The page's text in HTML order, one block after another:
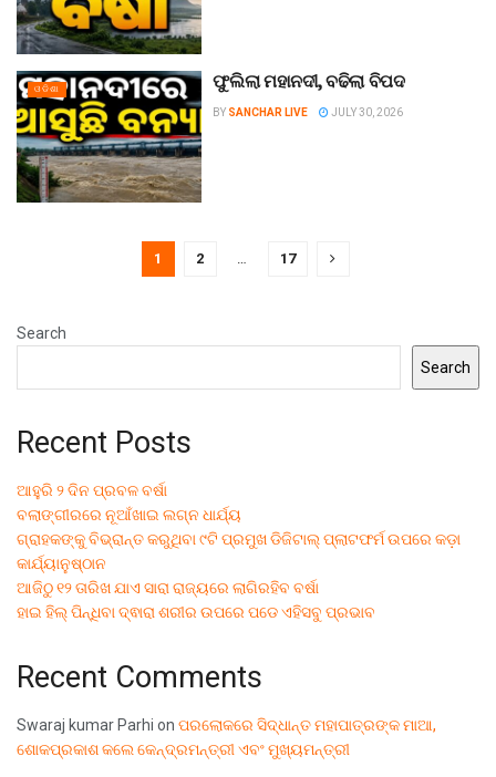
ଓଡିଶା ଫୁଲିଲା ମହାନଦୀ, ବଢିଲା ବିପଦ
BY SANCHAR LIVE JULY 30, 2026
1 2 … 17
Search
Search
Recent Posts
ଆହୁରି ୨ ଦିନ ପ୍ରବଳ ବର୍ଷା
ବଲାଙ୍ଗୀରରେ ନୂଆଁଖାଇ ଲଗ୍ନ ଧାର୍ଯ୍ୟ
ଗ୍ରାହକଙ୍କୁ ବିଭ୍ରାନ୍ତ କରୁଥିବା ୯ଟି ପ୍ରମୁଖ ଡିଜିଟାଲ୍ ପ୍ଲାଟଫର୍ମ ଉପରେ କଡ଼ା
କାର୍ଯ୍ୟାନୁଷ୍ଠାନ
ଆଜିଠୁ ୧୨ ତାରିଖ ଯାଏ ସାରା ରାଜ୍ୟରେ ଲାଗିରହିବ ବର୍ଷା
ହାଇ ହିଲ୍ ପିନ୍ଧିବା ଦ୍ଵାରା ଶରୀର ଉପରେ ପଡେ ଏହିସବୁ ପ୍ରଭାବ
Recent Comments
Swaraj kumar Parhi on ପରଲୋକରେ ସିଦ୍ଧାନ୍ତ ମହାପାତ୍ରଙ୍କ ମାଆ,
ଶୋକପ୍ରକାଶ କଲେ କେନ୍ଦ୍ରମନ୍ତ୍ରୀ ଏବଂ ମୁଖ୍ୟମନ୍ତ୍ରୀ